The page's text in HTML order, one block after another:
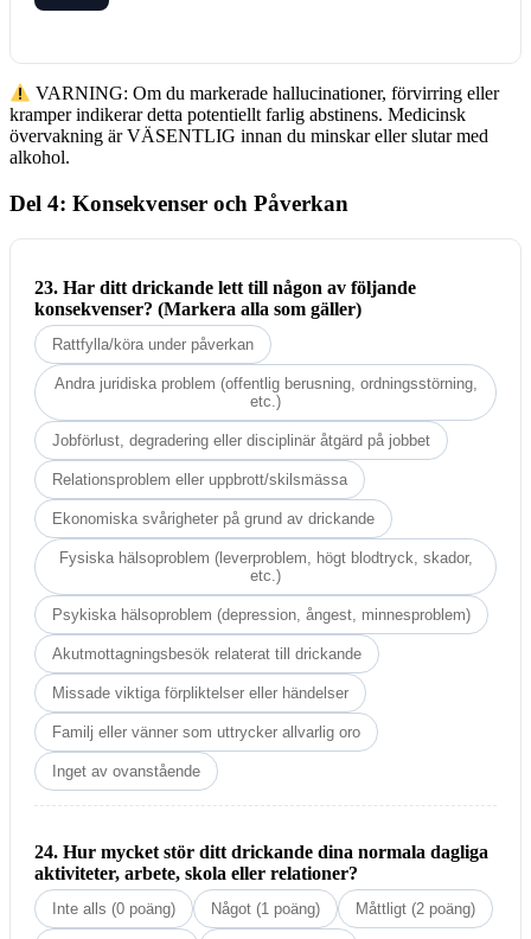
VARNING: Om du markerade hallucinationer, förvirring eller
kramper indikerar detta potentiellt farlig abstinens. Medicinsk
övervakning är VÄSENTLIG innan du minskar eller slutar med
alkohol.
Del 4: Konsekvenser och Påverkan
23. Har ditt drickande lett till någon av följande
konsekvenser? (Markera alla som gäller)
Rattfylla/köra under påverkan
Andra juridiska problem (offentlig berusning, ordningsstörning,
etc.)
Jobförlust, degradering eller disciplinär åtgärd på jobbet
Relationsproblem eller uppbrott/skilsmässa
Ekonomiska svårigheter på grund av drickande
Fysiska hälsoproblem (leverproblem, högt blodtryck, skador,
etc.)
Psykiska hälsoproblem (depression, ångest, minnesproblem)
Akutmottagningsbesök relaterat till drickande
Missade viktiga förpliktelser eller händelser
Familj eller vänner som uttrycker allvarlig oro
Inget av ovanstående
24. Hur mycket stör ditt drickande dina normala dagliga
aktiviteter, arbete, skola eller relationer?
Inte alls (0 poäng) Något (1 poäng) Måttligt (2 poäng)